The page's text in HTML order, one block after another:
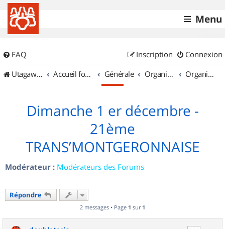
Menu
FAQ Connexion
Inscription
UtagawaVTT (Randos VTT et VTTAE avec traces GPS)
Accueil forum Générale Organisation de sorties & Recherche de partenaires Organisation de sorties en région Île de France
Dimanche 1 er décembre -
21ème
TRANS’MONTGERONNAISE
Modérateur : Modérateurs des Forums
Répondre
2 messages • Page 1 sur 1